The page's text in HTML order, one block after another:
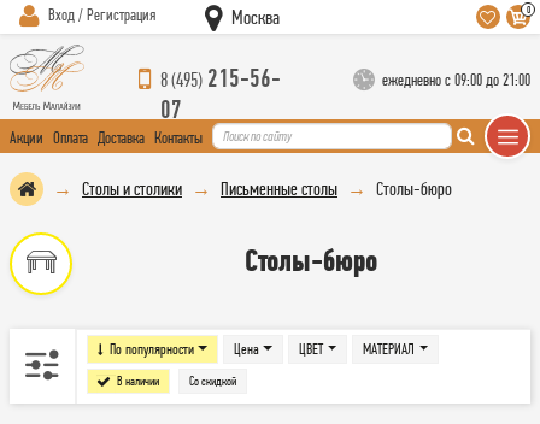
Вход / Регистрация Москва 0
8 (495) 215-56-
07
ежедневно с 09:00 до 21:00
Акции Оплата Доставка Контакты
Столы и столики Письменные столы Столы-бюро
Столы-бюро
По популярности Цена
В наличии Со скидкой
ЦВЕТ МАТЕРИАЛ